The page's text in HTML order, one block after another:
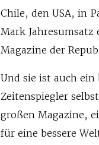
Chile, den USA, in
Mark Jahresumsatz
Magazine der
Und sie ist auch
Zeitenspiegler
großen Magazine,
für eine bessere